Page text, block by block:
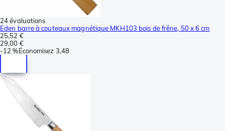
24 évaluations
Eden barre à couteaux magnétique MKH103 bois de frêne, 50 x 6 cm
25,52 €
29,00 €
-12 %Économisez 3,48